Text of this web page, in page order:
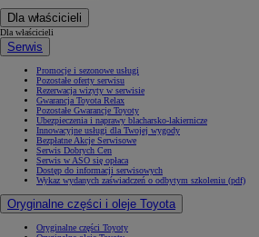
Dla właścicieli
Dla właścicieli
Serwis
Promocje i sezonowe usługi
Pozostałe oferty serwisu
Rezerwacja wizyty w serwisie
Gwarancja Toyota Relax
Pozostałe Gwarancje Toyoty
Ubezpieczenia i naprawy blacharsko-lakiernicze
Innowacyjne usługi dla Twojej wygody
Bezpłatne Akcje Serwisowe
Serwis Dobrych Cen
Serwis w ASO się opłaca
Dostęp do informacji serwisowych
Wykaz wydanych zaświadczeń o odbytym szkoleniu (pdf)
Oryginalne części i oleje Toyota
Oryginalne części Toyoty